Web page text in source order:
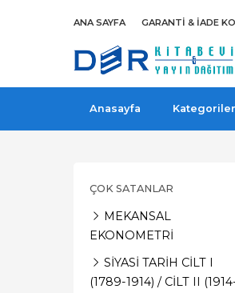
ANA SAYFA GARANTI & İADE
Anasayfa Kategoriler
ÇOK SATANLAR
MEKANSAL
EKONOMETRİ
SİYASİ TARİH CİLT I
(1789-1914) / CİLT II